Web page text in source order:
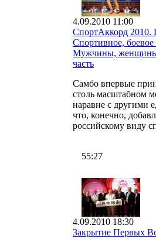
4.09.2010 11:00
СпортАккорд 2010.
Спортивное, боевое
Мужчины,
часть
Самбо впервые
столь масштабном
наравне с другими
что, конечно,
российскому виду
55:27
4.09.2010 18:30
Закрытие Первых